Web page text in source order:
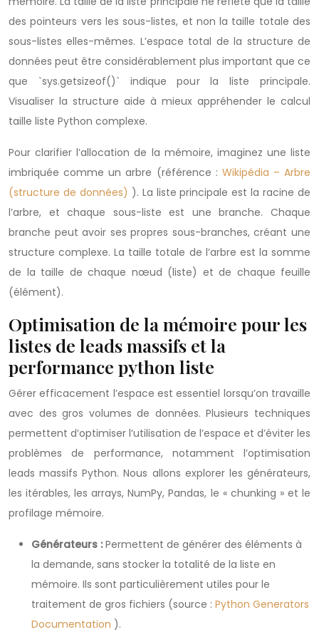
des pointeurs vers les sous-listes, et non la taille totale des
sous-listes elles-mêmes. L’espace total de la structure de
données peut être considérablement plus important que ce
que `sys.getsizeof()` indique pour la liste principale.
Visualiser la structure aide à mieux appréhender le calcul
taille liste Python complexe.
Pour clarifier l’allocation de la mémoire, imaginez une liste
imbriquée comme un arbre (référence : Wikipédia – Arbre
(structure de données) ). La liste principale est la racine de
l’arbre, et chaque sous-liste est une branche. Chaque
branche peut avoir ses propres sous-branches, créant une
structure complexe. La taille totale de l’arbre est la somme
de la taille de chaque nœud (liste) et de chaque feuille
(élément).
Optimisation de la mémoire pour les
listes de leads massifs et la
performance python liste
Gérer efficacement l’espace est essentiel lorsqu’on travaille
avec des gros volumes de données. Plusieurs techniques
permettent d’optimiser l’utilisation de l’espace et d’éviter les
problèmes de performance, notamment l’optimisation
leads massifs Python. Nous allons explorer les générateurs,
les itérables, les arrays, NumPy, Pandas, le « chunking » et le
profilage mémoire.
Générateurs : Permettent de générer des éléments à
la demande, sans stocker la totalité de la liste en
mémoire. Ils sont particulièrement utiles pour le
traitement de gros fichiers (source : Python Generators
Documentation ).